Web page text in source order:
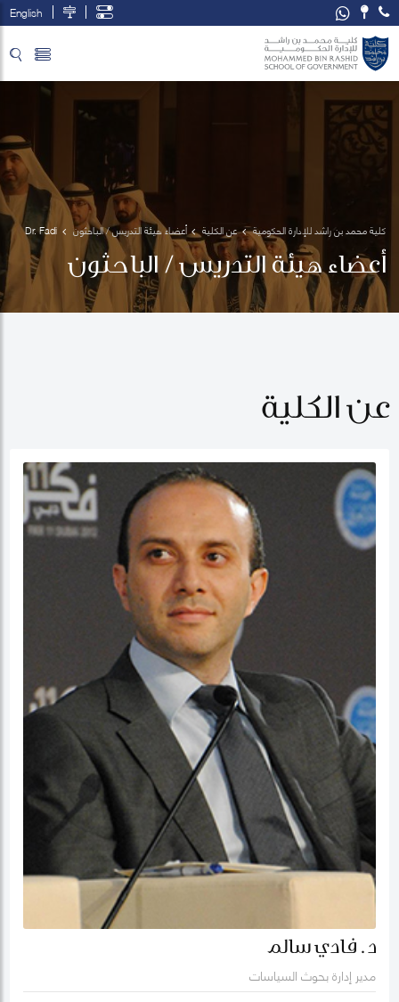
English
كلية محمد بن راشد للإدارة الحكومية عن الكلية أعضاء هيئة التدريس / الباحثون
Dr. Fadi
Salem
أعضاء هيئة التدريس / الباحثون
عن الكلية
د. فادي سالم
مدير إدارة بحوث السياسات